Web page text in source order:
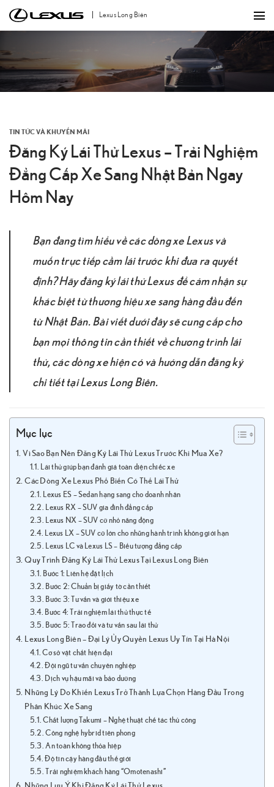
qua
dung
Lexus Long Biên
TIN TỨC VÀ KHUYẾN MÃI
Đăng Ký Lái Thử Lexus – Trải Nghiệm
Đẳng Cấp Xe Sang Nhật Bản Ngay
Hôm Nay
Bạn đang tìm hiểu về các dòng xe Lexus và
muốn trực tiếp cầm lái trước khi đưa ra quyết
định? Hãy đăng ký lái thử Lexus để cảm nhận sự
khác biệt từ thương hiệu xe sang hàng đầu đến
từ Nhật Bản. Bài viết dưới đây sẽ cung cấp cho
bạn mọi thông tin cần thiết về chương trình lái
thử, các dòng xe hiện có và hướng dẫn đăng ký
chi tiết tại Lexus Long Biên.
Mục lục
Vì Sao Bạn Nên Đăng Ký Lái Thử Lexus Trước Khi Mua Xe?
Lái thử giúp bạn đánh giá toàn diện chiếc xe
Các Dòng Xe Lexus Phổ Biến Có Thể Lái Thử
Lexus ES – Sedan hạng sang cho doanh nhân
Lexus RX – SUV gia đình đẳng cấp
Lexus NX – SUV cỡ nhỏ năng động
Lexus LX – SUV cỡ lớn cho những hành trình không giới hạn
Lexus LC và Lexus LS – Biểu tượng đẳng cấp
Quy Trình Đăng Ký Lái Thử Lexus Tại Lexus Long Biên
Bước 1: Liên hệ đặt lịch
Bước 2: Chuẩn bị giấy tờ cần thiết
Bước 3: Tư vấn và giới thiệu xe
Bước 4: Trải nghiệm lái thử thực tế
Bước 5: Trao đổi và tư vấn sau lái thử
Lexus Long Biên – Đại Lý Ủy Quyền Lexus Uy Tín Tại Hà Nội
Cơ sở vật chất hiện đại
Đội ngũ tư vấn chuyên nghiệp
Dịch vụ hậu mãi và bảo dưỡng
Những Lý Do Khiến Lexus Trở Thành Lựa Chọn Hàng Đầu Trong
Phân Khúc Xe Sang
Chất lượng Takumi – Nghệ thuật chế tác thủ công
Công nghệ hybrid tiên phong
An toàn không thỏa hiệp
Độ tin cậy hàng đầu thế giới
Trải nghiệm khách hàng “Omotenashi”
Những Lưu Ý Khi Đăng Ký Lái Thử Lexus